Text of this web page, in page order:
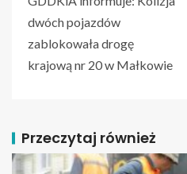
dwóch pojazdów
zablokowała drogę
krajową nr 20 w Małkowie
Przeczytaj również